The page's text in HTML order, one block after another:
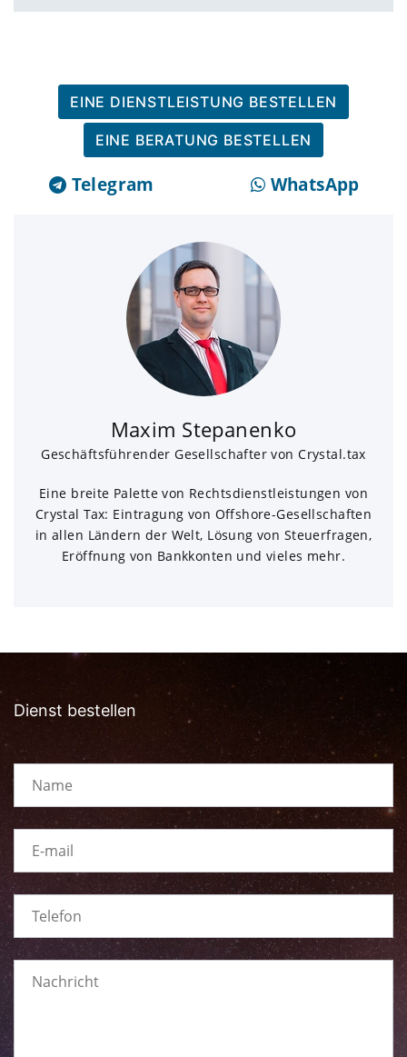
EINE DIENSTLEISTUNG BESTELLEN
EINE BERATUNG BESTELLEN
Telegram WhatsApp
Maxim Stepanenko
Geschäftsführender Gesellschafter von Crystal.tax
Eine breite Palette von Rechtsdienstleistungen von
Crystal Tax: Eintragung von Offshore-Gesellschaften
in allen Ländern der Welt, Lösung von Steuerfragen,
Eröffnung von Bankkonten und vieles mehr.
Dienst bestellen